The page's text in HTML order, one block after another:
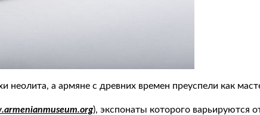
а армяне с древних времен преуспели как
), экспонаты которого варьируются